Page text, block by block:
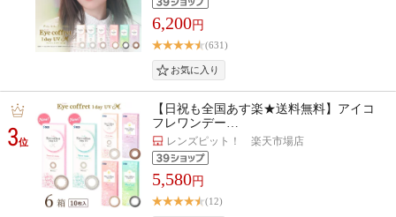
6,200円
(631)
3位
【日祝も全国あす楽★送料無料】アイコ
フレワンデー…
レンズピット！ 楽天市場店
5,580円
(12)